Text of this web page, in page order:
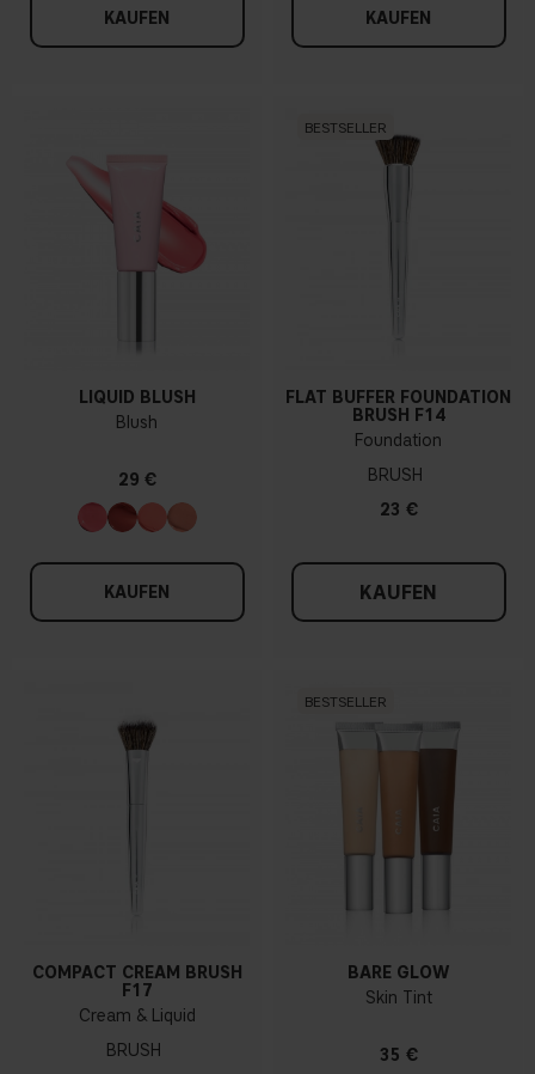
KAUFEN KAUFEN
LIQUID BLUSH
Blush
29 €
KAUFEN
BESTSELLER
FLAT BUFFER FOUNDATION
BRUSH F14
Foundation
BRUSH
23 €
KAUFEN
COMPACT CREAM BRUSH
F17
Cream & Liquid
BRUSH
BESTSELLER
BARE GLOW
Skin Tint
35 €